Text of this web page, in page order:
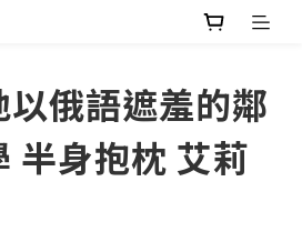
俄語遮羞的鄰
半身抱枕 艾莉